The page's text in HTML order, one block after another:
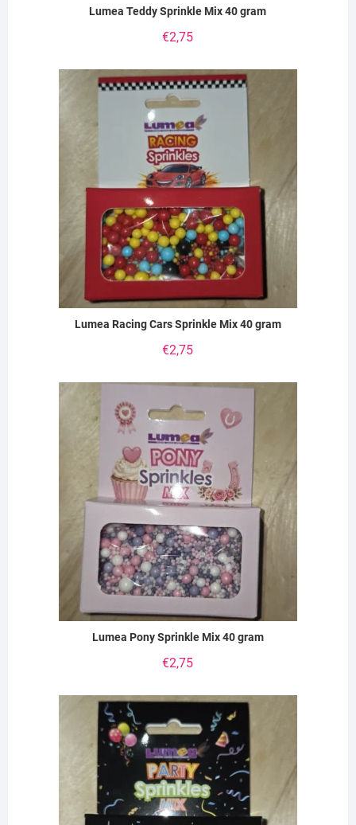
Lumea Teddy Sprinkle Mix 40 gram
€2,75
Lumea Racing Cars Sprinkle Mix 40 gram
€2,75
Lumea Pony Sprinkle Mix 40 gram
€2,75